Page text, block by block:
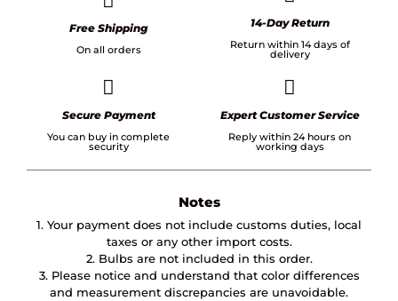
Free Shipping
On all orders
14-Day Return
Return within 14 days of
delivery
Secure Payment
You can buy in complete
security
Expert Customer Service
Reply within 24 hours on
working days
Notes
1. Your payment does not include customs duties, local
taxes or any other import costs.
2. Bulbs are not included in this order.
3. Please notice and understand that color differences
and measurement discrepancies are unavoidable.